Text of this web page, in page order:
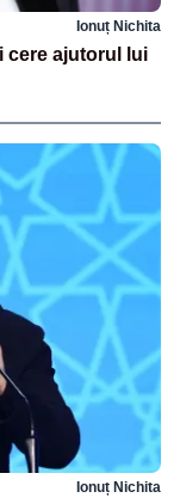
Ionuț Nichita
cere ajutorul lui
Ionuț Nichita